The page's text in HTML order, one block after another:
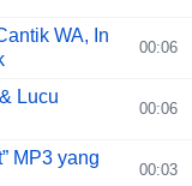
00:06
Lucu
00:06
MP3 yang
00:03